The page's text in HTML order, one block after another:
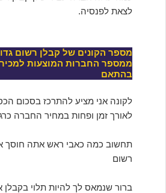
לצאת לפנסיה.
מספר הקונים של קבלן רשום
ממספר החברות המוצעות
בהתאם
לקונה אני מציע להתרכז בסכום
לאורך זמן ופחות במחיר החברה
תחשוב כמה כאבי ראש אתה חוסך
רשום
ברור שנמאס לך להיות תלוי